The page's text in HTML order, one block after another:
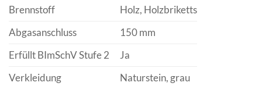
Brennstoff
Holz, Holzbriketts
Abgasanschluss
150 mm
Erfüllt BImSchV Stufe 2
Ja
Verkleidung
Naturstein, grau